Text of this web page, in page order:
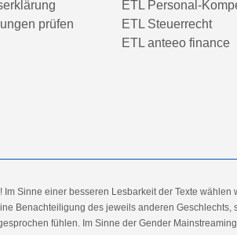
prüfen
ETL Personal-
ETL Steuerrecht
ETL anteeo finance
Sinne einer besseren Lesbarkeit der Texte
Benachteiligung des jeweils anderen
fühlen. Im Sinne der Gender